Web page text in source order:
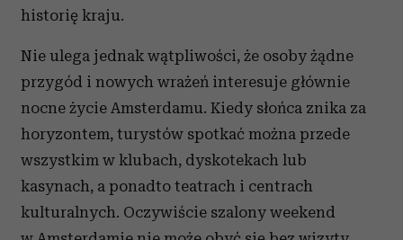
historię kraju.
Nie ulega jednak wątpliwości, że osoby żądne
przygód i nowych wrażeń interesuje głównie
nocne życie Amsterdamu. Kiedy słońca znika za
horyzontem, turystów spotkać można przede
wszystkim w klubach, dyskotekach lub
kasynach, a ponadto teatrach i centrach
kulturalnych. Oczywiście szalony weekend